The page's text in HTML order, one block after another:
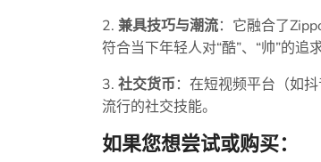
2. 兼具技巧与潮流：它融合了
符合当下年轻人对“酷”、“帅”的追求
3. 社交货币：在短视频平台（如
流行的社交技能。
如果您想尝试或购买：